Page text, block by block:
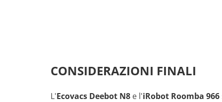
CONSIDERAZIONI FINALI
L'Ecovacs Deebot N8 e l'iRobot Roomba 966